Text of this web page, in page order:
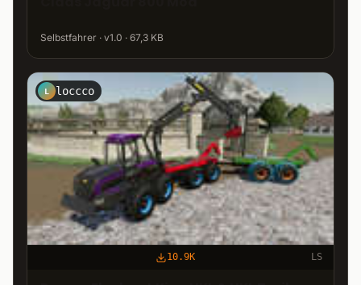
Selbstfahrer · v1.0 · 67,3 KB
L loccco
10.9K LS